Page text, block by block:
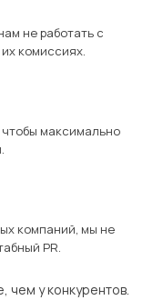
не работать с
комиссиях.
максимально
компаний, мы не
PR.
чем у конкурентов.